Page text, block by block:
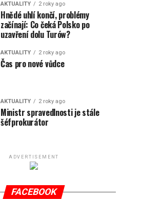
AKTUALITY 2 roky ago
Hnědé uhlí končí, problémy
začínají: Co čeká Polsko po
uzavření dolu Turów?
AKTUALITY 2 roky ago
Čas pro nové vůdce
AKTUALITY 2 roky ago
Ministr spravedlnosti je stále
šéfprokurátor
ADVERTISEMENT
FACEBOOK